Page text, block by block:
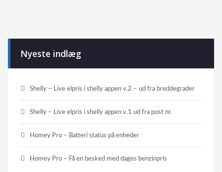
Nyeste indlæg
Shelly – Live elpris i shelly appen v.2 – ud fra breddegrader
Shelly – Live elpris i shelly appen v.1 ud fra post nr.
Homey Pro – Batteri status på enheder
Homey Pro – Få en besked med dages benzinpris